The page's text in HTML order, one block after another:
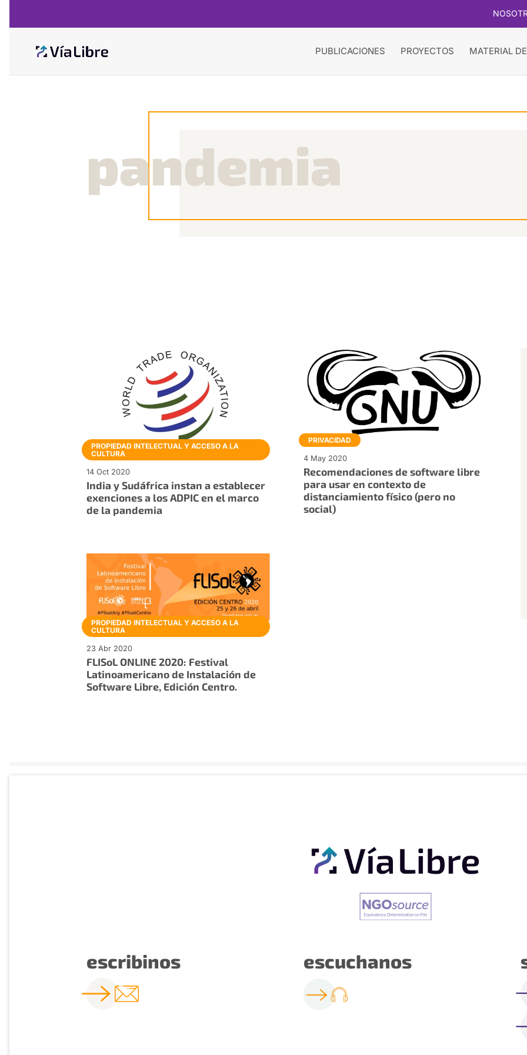
PUBLICACIONES PROYECTOS MATERIAL
pandemia
India y Sudáfrica instan a establecer
exenciones a los ADPIC en el marco
de la pandemia
14 Oct 2020
PROPIEDAD INTELECTUAL Y ACCESO A LA
CULTURA
FLISoL ONLINE 2020: Festival
Latinoamericano de Instalación de
Software Libre, Edición Centro.
23 Abr 2020
PROPIEDAD INTELECTUAL Y ACCESO A LA
CULTURA
Recomendaciones de software libre
para usar en contexto de
distanciamiento físico (pero no
social)
4 May 2020
PRIVACIDAD
escribinos escuchanos